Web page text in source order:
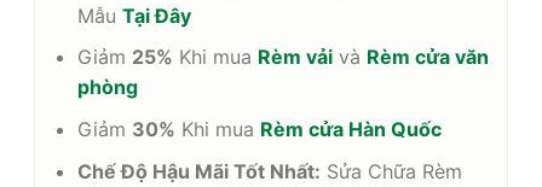
MẫuTại Đây
Giảm 25% Khi mua Rèm vải và Rèm cửa văn
phòng
Giảm 30% Khi mua Rèm cửa Hàn Quốc
Chế Độ Hậu Mãi Tốt Nhất: Sửa Chữa Rèm